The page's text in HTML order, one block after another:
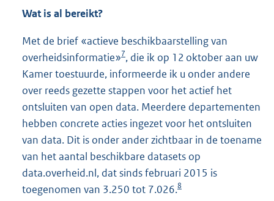
Wat is al bereikt?
Met de brief «actieve beschikbaarstelling van
overheidsinformatie»7, die ik op 12 oktober aan uw
Kamer toestuurde, informeerde ik u onder andere
over reeds gezette stappen voor het actief het
ontsluiten van open data. Meerdere departementen
hebben concrete acties ingezet voor het ontsluiten
van data. Dit is onder ander zichtbaar in de toename
van het aantal beschikbare datasets op
data.overheid.nl, dat sinds februari 2015 is
toegenomen van 3.250 tot 7.026.8